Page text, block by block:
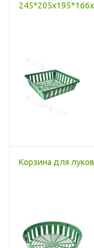
Корзина для